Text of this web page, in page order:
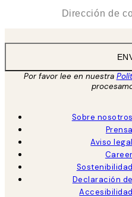
Por favor lee en nuestra
Sobre nosotros
Prensa
Aviso legal
Career
Sostenibilidad
Declaración de
Accesibilidad